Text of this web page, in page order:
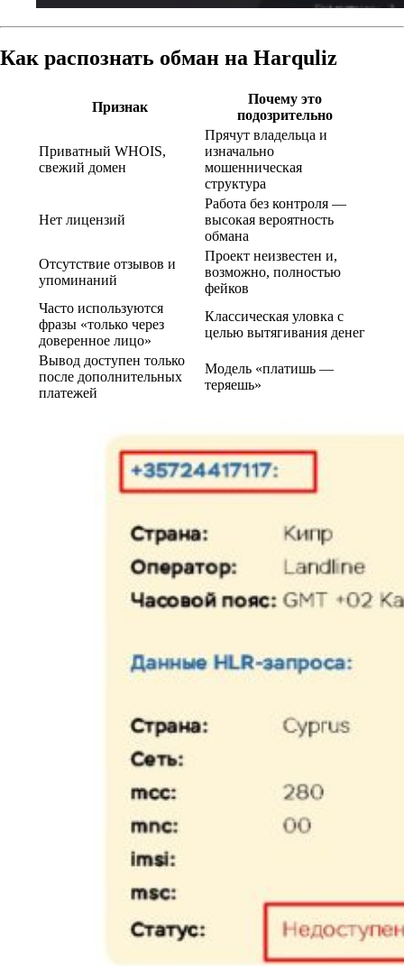
Как распознать обман на Harquliz
Признак
Почему это
подозрительно
Приватный WHOIS,
свежий домен
Прячут владельца и
изначально
мошенническая
структура
Нет лицензий
Работа без контроля —
высокая вероятность
обмана
Отсутствие отзывов и
упоминаний
Проект неизвестен и,
возможно, полностью
фейков
Часто используются
фразы «только через
доверенное лицо»
Классическая уловка с
целью вытягивания денег
Вывод доступен только
после дополнительных
платежей
Модель «платишь —
теряешь»